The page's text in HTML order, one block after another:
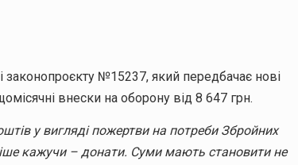
№15237, який передбачає нові
внески на оборону від 8 647 грн.
у вигляді пожертви на потреби Збройних
кажучи – донати. Суми мають становити не